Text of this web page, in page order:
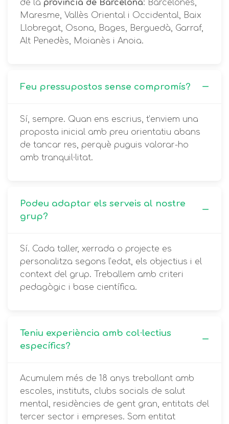
de la província de Barcelona: Barcelonès,
Maresme, Vallès Oriental i Occidental, Baix
Llobregat, Osona, Bages, Berguedà, Garraf,
Alt Penedès, Moianès i Anoia.
Feu pressupostos sense compromís?
Sí, sempre. Quan ens escrius, t’enviem una
proposta inicial amb preu orientatiu abans
de tancar res, perquè puguis valorar-ho
amb tranquil·litat.
Podeu adaptar els serveis al nostre
grup?
Sí. Cada taller, xerrada o projecte es
personalitza segons l’edat, els objectius i el
context del grup. Treballem amb criteri
pedagògic i base científica.
Teniu experiència amb col·lectius
específics?
Acumulem més de 18 anys treballant amb
escoles, instituts, clubs socials de salut
mental, residències de gent gran, entitats del
tercer sector i empreses. Som entitat